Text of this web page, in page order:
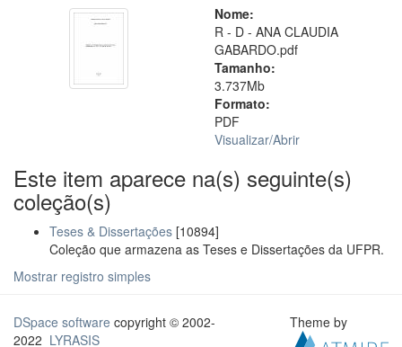
Nome:
R - D - ANA CLAUDIA
GABARDO.pdf
Tamanho:
3.737Mb
Formato:
PDF
Visualizar/Abrir
Este item aparece na(s) seguinte(s)
coleção(s)
Teses & Dissertações [10894]
Coleção que armazena as Teses e Dissertações da UFPR.
Mostrar registro simples
DSpace software copyright © 2002-
2022 LYRASIS
Theme by